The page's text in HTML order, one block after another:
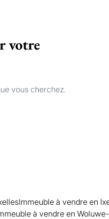
votre
vous cherchez.
Immeuble à vendre en
à vendre en